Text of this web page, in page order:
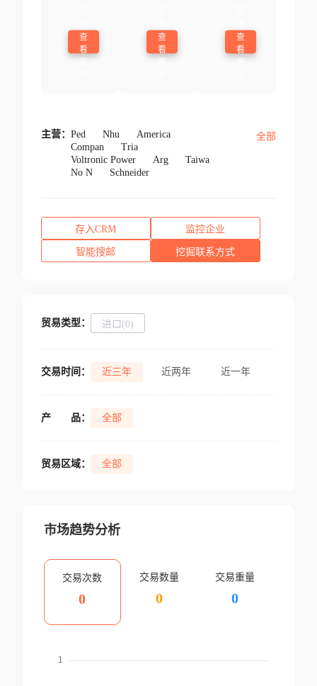
查
看
查
看
查
看
主营： Ped Nhu
America
Compan
Tria
Voltronic Power
Arg
Taiwa
No N
Schneider
全部
存入CRM 监控企业
智能搜邮 挖掘联系方式
贸易类型： 进口(0)
交易时间： 近三年 近两年 近一年
产 品： 全部
贸易区域： 全部
市场趋势分析
交易次数
0
交易数量
0
交易重量
0